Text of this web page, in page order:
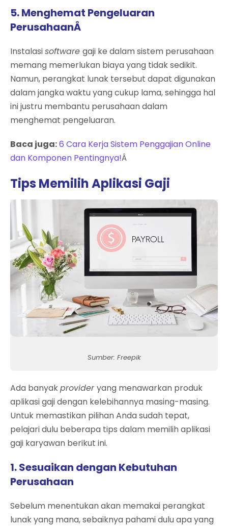
5. Menghemat Pengeluaran
PerusahaanÂ
Instalasisoftware gaji ke dalam sistem perusahaan
memang memerlukan biaya yang tidak sedikit.
Namun, perangkat lunak tersebut dapat digunakan
dalam jangka waktu yang cukup lama, sehingga hal
ini justru membantu perusahaan dalam
menghemat pengeluaran.
Baca juga:6 Cara Kerja Sistem Penggajian Online
dan Komponen Pentingnya!Â
Tips Memilih Aplikasi Gaji
Sumber: Freepik
Ada banyakprovideryang menawarkan produk
aplikasi gaji dengan kelebihannya masing-masing.
Untuk memastikan pilihan Anda sudah tepat,
pelajari dulu beberapa tips dalam memilih aplikasi
gaji karyawan berikut ini.
1. Sesuaikan dengan Kebutuhan
Perusahaan
Sebelum menentukan akan memakai perangkat
lunak yang mana, sebaiknya pahami dulu apa yang